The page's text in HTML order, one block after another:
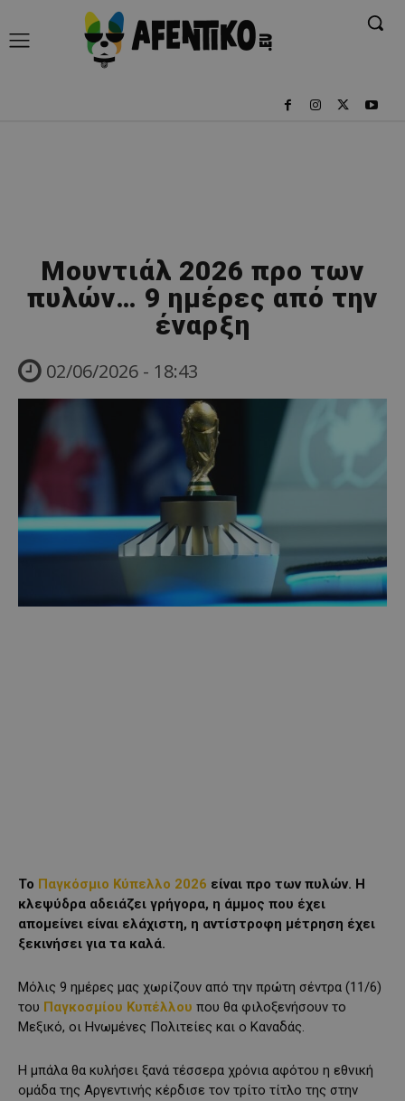
Μουντιάλ 2026 προ των
πυλών… 9 ημέρες από την
έναρξη
02/06/2026 - 18:43
Το Παγκόσμιο Κύπελλο 2026 είναι προ των πυλών. Η
κλεψύδρα αδειάζει γρήγορα, η άμμος που έχει
απομείνει είναι ελάχιστη, η αντίστροφη μέτρηση έχει
ξεκινήσει για τα καλά.
Μόλις 9 ημέρες μας χωρίζουν από την πρώτη σέντρα (11/6)
του Παγκοσμίου Κυπέλλου που θα φιλοξενήσουν το
Μεξικό, οι Ηνωμένες Πολιτείες και ο Καναδάς.
Η μπάλα θα κυλήσει ξανά τέσσερα χρόνια αφότου η εθνική
ομάδα της Αργεντινής κέρδισε τον τρίτο τίτλο της στην